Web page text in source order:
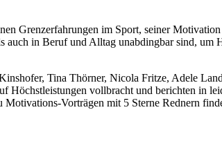
Grenzerfahrungen im Sport, seiner
in Beruf und Alltag unabdingbar sind, um
Tina Thörner, Nicola Fritze, Adele
vollbracht und berichten in
Vorträgen mit 5 Sterne Rednern